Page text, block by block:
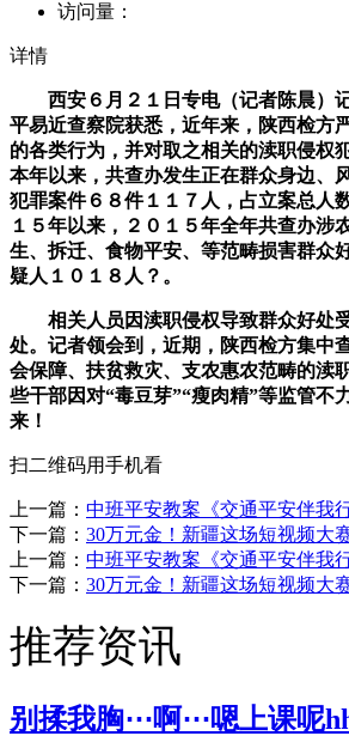
访问量：
详情
西安６月２１日专电（记者陈晨）
平易近查察院获悉，近年来，陕西检方
的各类行为，并对取之相关的渎职侵权
本年以来，共查办发生正在群众身边、
犯罪案件６８件１１７人，占立案总人
１５年以来，２０１５年全年共查办涉
生、拆迁、食物平安、等范畴损害群众
疑人１０１８人？。
相关人员因渎职侵权导致群众好处
处。记者领会到，近期，陕西检方集中
会保障、扶贫救灾、支农惠农范畴的渎
些干部因对“毒豆芽”“瘦肉精”等监管不
来！
扫二维码用手机看
上一篇： 中班平安教案《交通平安伴我
下一篇： 30万元金！新疆这场短视频大
上一篇： 中班平安教案《交通平安伴我
下一篇： 30万元金！新疆这场短视频大
推荐资讯
别揉我胸⋯啊⋯嗯上课呢